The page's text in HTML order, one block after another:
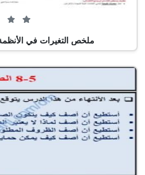
ملخص التغيرات في الأنظمة